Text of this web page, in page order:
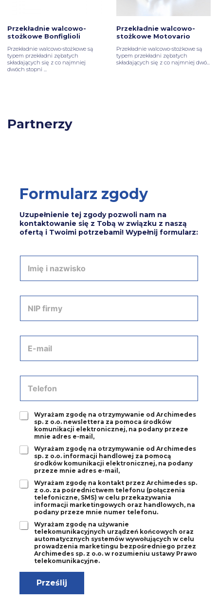
Przekładnie walcowo-
stożkowe Bonfiglioli
Przekładnie walcowo-stożkowe są
typem przekładni zębatych
składających się z co najmniej
dwóch stopni ...
Przekładnie walcowo-
stożkowe Motovario
Przekładnie walcowo-stożkowe są
typem przekładni zębatych
składających się z co najmniej dwó...
Partnerzy
Formularz zgody
Uzupełnienie tej zgody pozwoli nam na
kontaktowanie się z Tobą w związku z naszą
ofertą i Twoimi potrzebami! Wypełnij formularz:
i
i
w
k
P
i
*
r
s
a
i
l
f
*
Z
a
Wyrażam zgodę na otrzymywanie od Archimedes
sp. z o.o. newslettera za pomoca środków
komunikacji elektronicznej, na podany przeze
mnie adres e-mail,
Z
a
Wyrażam zgodę na otrzymywanie od Archimedes
sp. z o.o. informacji handlowej za pomocą
środków komunikacji elektronicznej, na podany
przeze mnie adres e-mail,
Z
a
3
Wyrażam zgodę na kontakt przez Archimedes sp.
z o.o. za pośrednictwem telefonu (połączenia
telefoniczne, SMS) w celu przekazywania
informacji marketingowych oraz handlowych, na
podany przeze mnie numer telefonu.
Z
4
Wyrażam zgodę na używanie
telekomunikacyjnych urządzeń końcowych oraz
automatycznych systemów wywołujących w celu
prowadzenia marketingu bezpośredniego przez
Archimedes sp. z o.o. w rozumieniu ustawy Prawo
telekomunikacyjne.
Prześlij